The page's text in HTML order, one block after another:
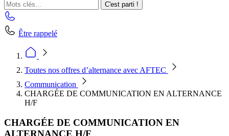
C'est parti !
Être rappelé
Toutes nos offres d’alternance avec AFTEC
Communication
CHARGÉE DE COMMUNICATION EN ALTERNANCE
H/F
CHARGÉE DE COMMUNICATION EN
ALTERNANCE H/F